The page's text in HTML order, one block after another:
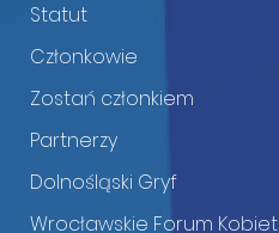
Statut
Członkowie
Zostań członkiem
Partnerzy
Dolnośląski Gryf
Wrocławskie Forum Kobiet